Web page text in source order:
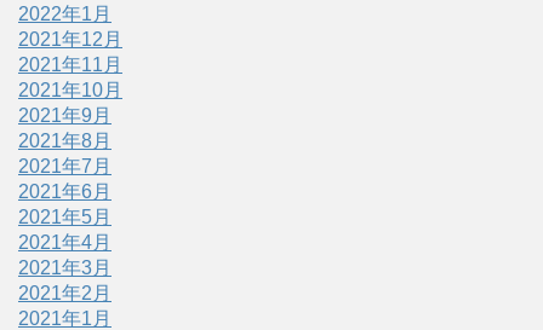
2022年1月
2021年12月
2021年11月
2021年10月
2021年9月
2021年8月
2021年7月
2021年6月
2021年5月
2021年4月
2021年3月
2021年2月
2021年1月